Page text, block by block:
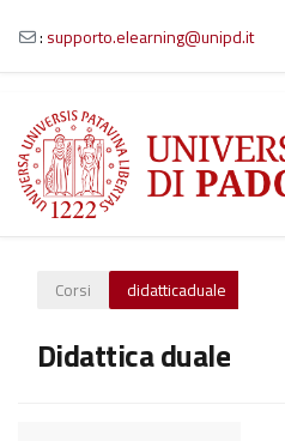
Vai al contenuto principale
: supporto.elearning@unipd.it
Corsi didatticaduale
Didattica duale